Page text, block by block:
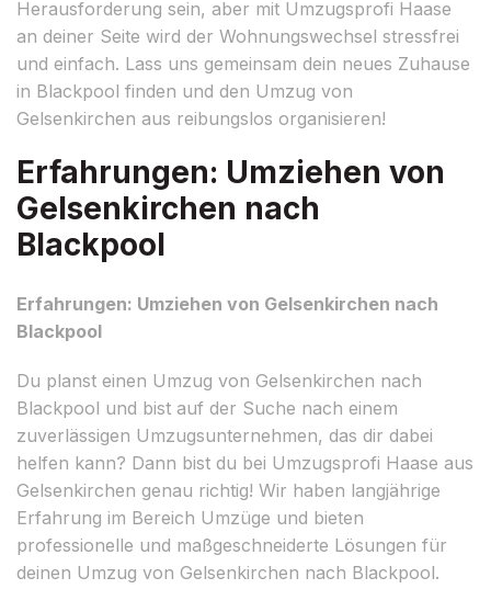
Herausforderung sein, aber mit Umzugsprofi Haase
an deiner Seite wird der Wohnungswechsel stressfrei
und einfach. Lass uns gemeinsam dein neues Zuhause
in Blackpool finden und den Umzug von
Gelsenkirchen aus reibungslos organisieren!
Erfahrungen: Umziehen von
Gelsenkirchen nach
Blackpool
Erfahrungen: Umziehen von Gelsenkirchen nach
Blackpool
Du planst einen Umzug von Gelsenkirchen nach
Blackpool und bist auf der Suche nach einem
zuverlässigen Umzugsunternehmen, das dir dabei
helfen kann? Dann bist du bei Umzugsprofi Haase aus
Gelsenkirchen genau richtig! Wir haben langjährige
Erfahrung im Bereich Umzüge und bieten
professionelle und maßgeschneiderte Lösungen für
deinen Umzug von Gelsenkirchen nach Blackpool.